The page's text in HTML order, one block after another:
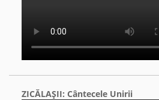
ZICĂLAŞII: Cântecele Unirii